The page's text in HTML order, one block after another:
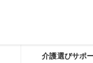
介護選びサポ